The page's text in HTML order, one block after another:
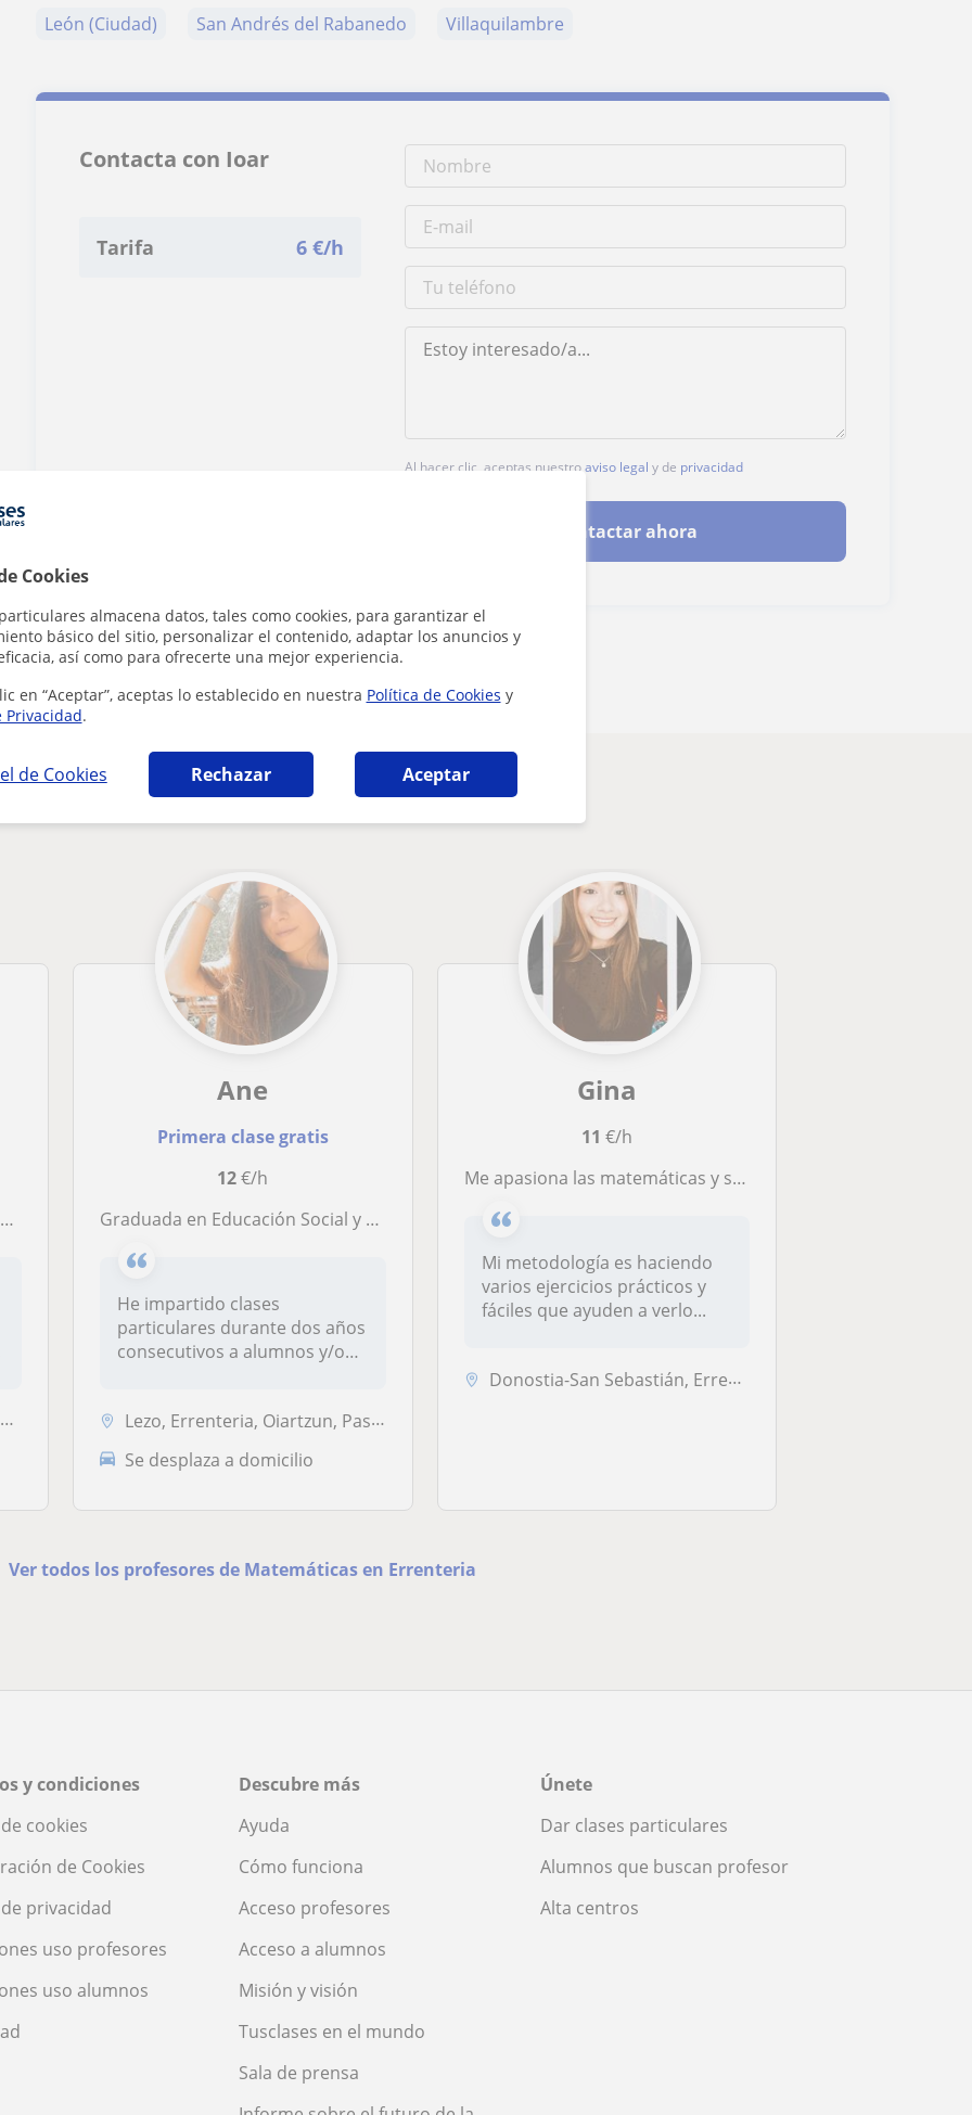
Cookies
almacena datos, tales como cookies, para garantizar el
básico del sitio, personalizar el contenido, adaptar los anuncios y
así como para ofrecerte una mejor experiencia.
en “Aceptar”, aceptas lo establecido en nuestra Política de Cookies y
Privacidad.
de Cookies Rechazar Aceptar
León (Ciudad)
San Andrés del Rabanedo Villaquilambre
Contacta con Ioar
Tarifa 6 €/h
Al hacer clic, aceptas nuestroaviso legal y de privacidad
Contactar ahora
¿Hay algún error en este perfil?Cuéntanos
en Errenteria que pueden interesarte
Ane
Primera clase gratis
12€/h
Graduada en Educación Social y estudiante actual del máster de mediación familiar
He impartido clases
particulares durante dos años
consecutivos a alumnos y/o
Lezo, Errenteria, Oiartzun, Pasaia
Se desplaza a domicilio
Gina
11 €/h
Me apasiona las matemáticas y siempre he tenido facilidad para resolver problemas y tengo bastante paciencia con los niños
Mi metodología es haciendo
varios ejercicios prácticos y
fáciles que ayuden a verlo...
Donostia-San Sebastián, Errenteria, Lezo, Pasaia
Ver todos los profesores de Matemáticas en Errenteria
y condiciones
cookies
de Cookies
privacidad
uso profesores
uso alumnos
Descubre más
Ayuda
Cómo funciona
Acceso profesores
Acceso a alumnos
Misión y visión
Tusclases en el mundo
Sala de prensa
Únete
Dar clases particulares
Alumnos que buscan profesor
Alta centros